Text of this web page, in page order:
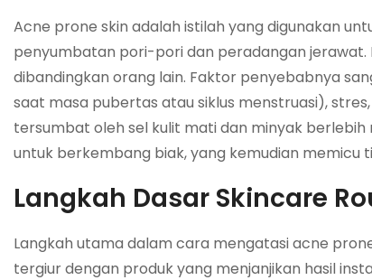
Acne prone skin adalah istilah yang digunakan
penyumbatan pori-pori dan peradangan jerawat.
dibandingkan orang lain. Faktor penyebabnya
saat masa pubertas atau siklus menstruasi),
tersumbat oleh sel kulit mati dan minyak
untuk berkembang biak, yang kemudian memicu
Langkah Dasar Skincare
Langkah utama dalam cara mengatasi acne
tergiur dengan produk yang menjanjikan hasil